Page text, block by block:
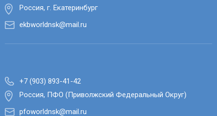
Россия, г. Екатеринбург
ekbworldnsk@mail.ru
+7 (903) 893-41-42
Россия, ПФО (Приволжский Федеральный Округ)
pfoworldnsk@mail.ru